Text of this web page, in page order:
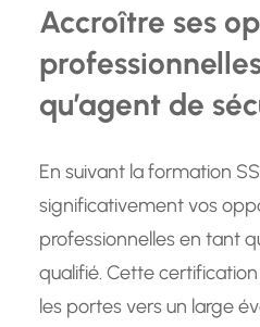
Accroître ses
qu’agent de
En suivant la formation
significativement vos
professionnelles en tant
qualifié. Cette
les portes vers un large